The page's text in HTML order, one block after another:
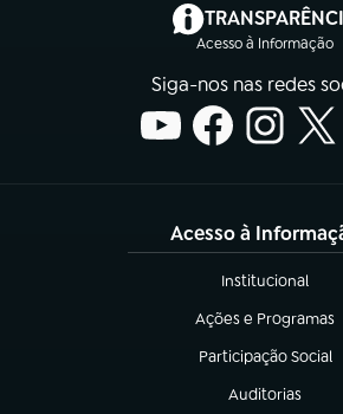
Acesso à Informação
(abre
Siga-nos nas redes
Acesso à
Institucional
(abre em nova
Ações e Programas
(abre em nova aba)
Participação Social
(abre em nova aba)
Auditorias
(abre em nova